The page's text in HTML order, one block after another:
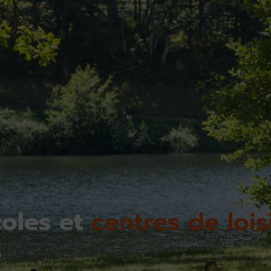
etcentres de